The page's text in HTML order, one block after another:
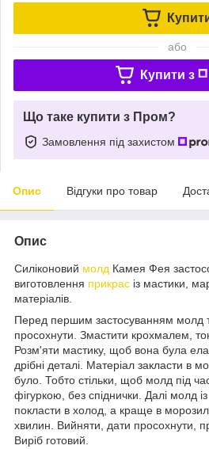
або
Купити з
Що таке купити з Пром?
Замовлення під захистом
Опис Відгуки про товар
Опис
Силіконовий молд Камея Фея
виготовлення прикрас із мастики,
матеріалів.
Перед першим застосуванням молд
просохнути. Змастити крохмалем,
Розм'яти мастику, щоб вона була
дрібні деталі. Матеріал закласти в
було. Тобто стільки, щоб молд під
фігуркою, без спіднички. Далі молд
покласти в холод, а краще в
хвилин. Вийняти, дати просохнути,
Виріб готовий.